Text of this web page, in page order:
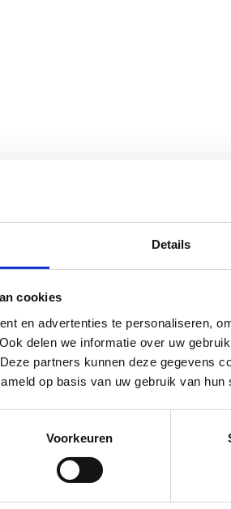
Details
cookies
en advertenties te personaliseren,
delen we informatie over uw
partners kunnen deze gegevens
op basis van uw gebruik van hun
Voorkeuren